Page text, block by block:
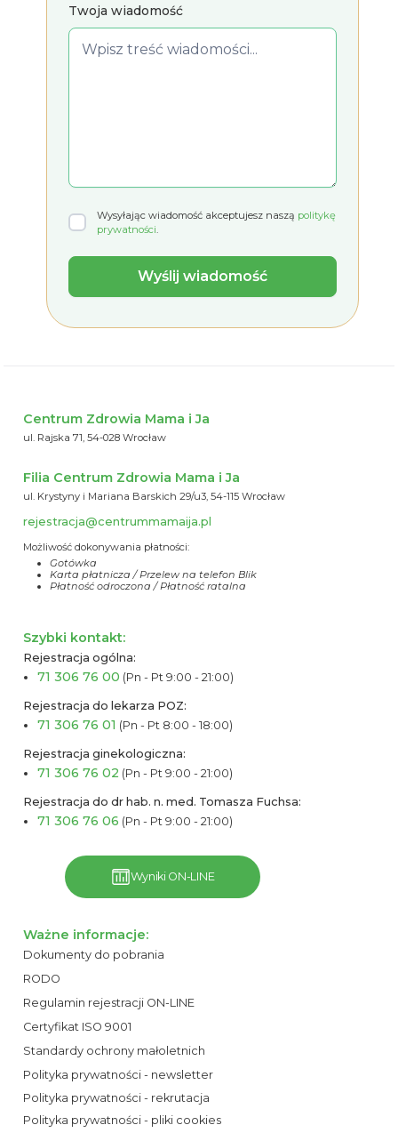
Twoja wiadomość
Wysyłając wiadomość akceptujesz naszą politykę
prywatności
Centrum Zdrowia Mama i Ja
ul. Rajska 71, 54-028 Wrocław
Filia Centrum Zdrowia Mama i Ja
ul. Krystyny i Mariana Barskich 29/u3, 54-115 Wrocław
rejestracja@centrummamaija.pl
Możliwość dokonywania płatności:
Gotówka
Karta płatnicza / Przelew na telefon Blik
Płatność odroczona / Płatność ratalna
Szybki kontakt:
Rejestracja ogólna:
71 306 76 00 (Pn - Pt 9:00 - 21:00)
Rejestracja do lekarza POZ:
71 306 76 01 (Pn - Pt 8:00 - 18:00)
Rejestracja ginekologiczna:
71 306 76 02 (Pn - Pt 9:00 - 21:00)
Rejestracja do dr hab. n. med. Tomasza Fuchsa:
71 306 76 06 (Pn - Pt 9:00 - 21:00)
Wyniki ON-LINE
Ważne informacje:
Dokumenty do pobrania
RODO
Regulamin rejestracji ON-LINE
Certyfikat ISO 9001
Standardy ochrony małoletnich
Polityka prywatności - newsletter
Polityka prywatności - rekrutacja
Polityka prywatności - pliki cookies